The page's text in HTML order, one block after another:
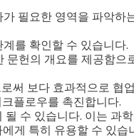
필요한 영역을 파악하
를 확인할 수 있습니다.
문헌의 개요를 제공함으
써 보다 효과적으로 협
플로우를 촉진합니다.
수 있습니다. 이는 과
게 특히 유용할 수 있습